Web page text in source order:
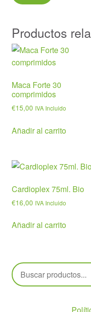
Productos
Maca Forte 30
comprimidos
€15,00 IVA Incluido
Añadir al carrito
Cardioplex 75ml. Bio
€16,00 IVA Incluido
Añadir al carrito
Buscar